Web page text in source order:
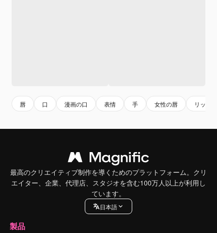
唇 口 漫画の口 表情 手 女性の唇 リップ
最高のクリエイティブ制作を導くためのプラットフォーム。クリ
エイター、企業、代理店、スタジオを含む100万人以上が利用し
ています。
日本語
製品